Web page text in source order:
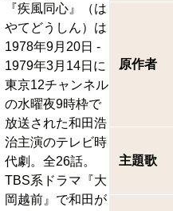
『疾風同心』（は
やてどうしん）は
1978年9月20日 -
1979年3月14日に
東京12チャンネル
の水曜夜9時枠で
放送された和田浩
治主演のテレビ時
代劇。全26話。
TBS系ドラマ『大
岡越前』で和田が
原作者
主題歌